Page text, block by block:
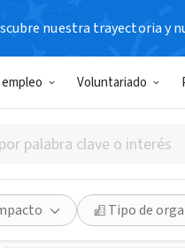
nuestra trayectoria y
Voluntariado
Tipo de
Special
New York, NY|
Guardar